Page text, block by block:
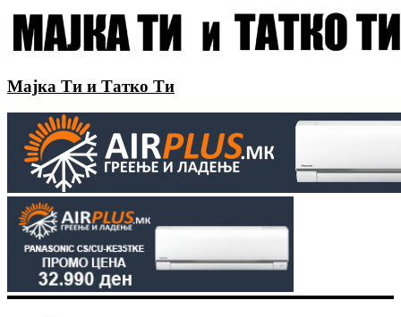
Мајка Ти и Татко Ти